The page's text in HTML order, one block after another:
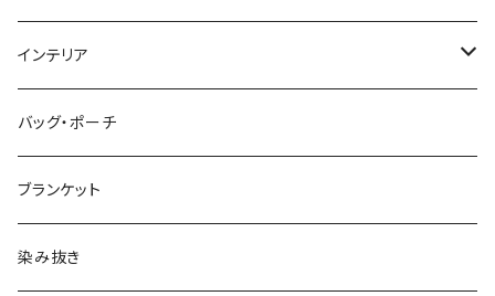
ティーカップ・マグ
カラフェ
カトラリー
子供用食器
タンブラー・ビール
テーブルランナー、プレースマット、クロス
調味料入れ・保存容器
キッチンタオル
キッチン小物
インテリア
ファブリックパネル
収納
フラワーベース
バッグ・ポーチ
ブランケット
染み抜き